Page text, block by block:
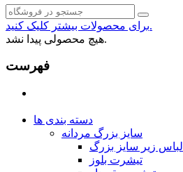
برای محصولات بیشتر کلیک کنید.
هیچ محصولی پیدا نشد.
فهرست
دسته بندی ها
سایز بزرگ مردانه
لباس زیر سایز بزرگ
تیشرت بلوز